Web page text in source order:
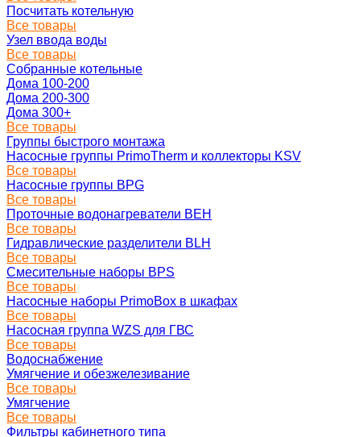
Посчитать котельную
Все товары
Узел ввода воды
Все товары
Собранные котельные
Дома 100-200
Дома 200-300
Дома 300+
Все товары
Группы быстрого монтажа
Насосные группы PrimoTherm и коллекторы KSV
Все товары
Насосные группы BPG
Все товары
Проточные водонагреватели BEH
Все товары
Гидравлические разделители BLH
Все товары
Смесительные наборы BPS
Все товары
Насосные наборы PrimoBox в шкафах
Все товары
Насосная группа WZS для ГВС
Все товары
Водоснабжение
Умягчение и обезжелезивание
Все товары
Умягчение
Все товары
Фильтры кабинетного типа